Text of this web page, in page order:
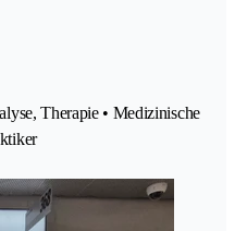
Therapie • Medizinische